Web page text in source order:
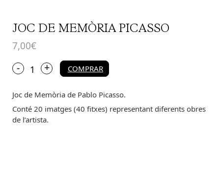
JOC DE MEMÒRIA PICASSO
7,00€
quantitat
de
de
Memòria
Picasso
+
- COMPRAR
Joc de Memòria de Pablo Picasso.
Conté 20 imatges (40 fitxes) representant diferents obres
de l’artista.